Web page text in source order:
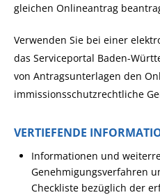
gleichen Onlineantrag
Verwenden Sie bei einer
das Serviceportal Baden-
von Antragsunterlagen den
immissionsschutzrechtliche
VERTIEFENDE
Informationen und
Genehmigungsverfahren
Checkliste bezüglich der